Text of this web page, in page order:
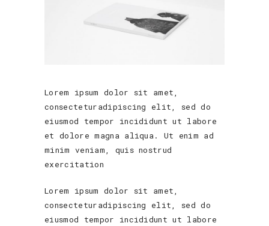
Lorem ipsum dolor sit amet,
consecteturadipiscing elit, sed do
eiusmod tempor incididunt ut labore
et dolore magna aliqua. Ut enim ad
minim veniam, quis nostrud
exercitation
Lorem ipsum dolor sit amet,
consecteturadipiscing elit, sed do
eiusmod tempor incididunt ut labore